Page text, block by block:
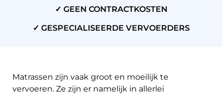
✓ GEEN CONTRACTKOSTEN
✓ GESPECIALISEERDE VERVOERDERS
Matrassen zijn vaak groot en moeilijk te
vervoeren. Ze zijn er namelijk in allerlei